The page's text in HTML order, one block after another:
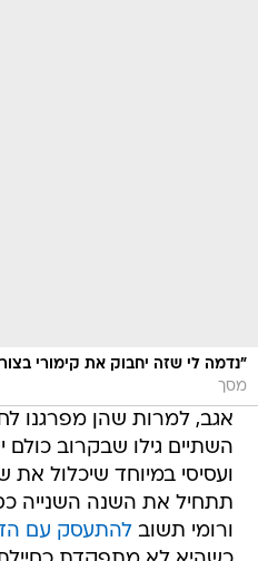
"נדמה לי שזה יחבוק את קימורי
מסך
אגב, למרות שהן מפרגנו
השתיים גילו שבקרוב
ועסיסי במיוחד שיכלול את
תתחיל את השנה השנייה
ורומי תשובלהתעסק עם